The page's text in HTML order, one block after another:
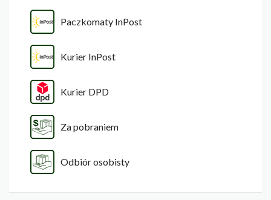
Paczkomaty InPost
Kurier InPost
Kurier DPD
Za pobraniem
Odbiór osobisty